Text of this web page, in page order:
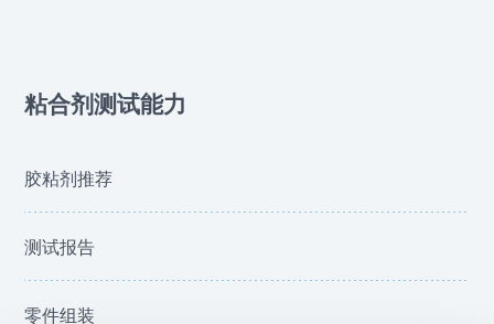
粘合剂测试能力
胶粘剂推荐
测试报告
零件组装